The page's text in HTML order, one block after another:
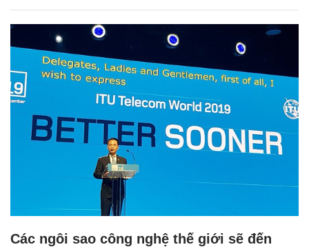
Các ngôi sao công nghệ thế giới sẽ đến